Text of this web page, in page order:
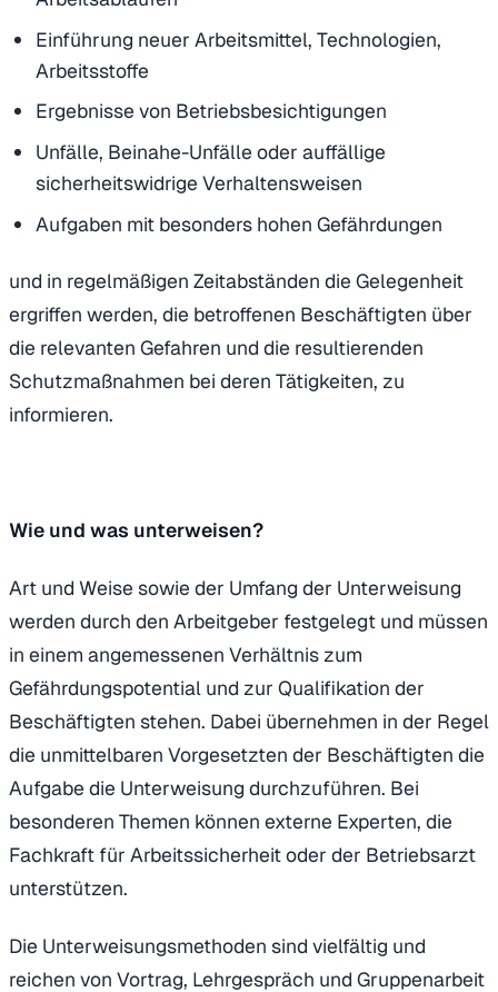
Einführung neuer Arbeitsmittel, Technologien,
Arbeitsstoffe
Ergebnisse von Betriebsbesichtigungen
Unfälle, Beinahe-Unfälle oder auffällige
sicherheitswidrige Verhaltensweisen
Aufgaben mit besonders hohen Gefährdungen
und in regelmäßigen Zeitabständen die Gelegenheit
ergriffen werden, die betroffenen Beschäftigten über
die relevanten Gefahren und die resultierenden
Schutzmaßnahmen bei deren Tätigkeiten, zu
informieren.
Wie und was unterweisen?
Art und Weise sowie der Umfang der Unterweisung
werden durch den Arbeitgeber festgelegt und müssen
in einem angemessenen Verhältnis zum
Gefährdungspotential und zur Qualifikation der
Beschäftigten stehen. Dabei übernehmen in der Regel
die unmittelbaren Vorgesetzten der Beschäftigten die
Aufgabe die Unterweisung durchzuführen. Bei
besonderen Themen können externe Experten, die
Fachkraft für Arbeitssicherheit oder der Betriebsarzt
unterstützen.
Die Unterweisungsmethoden sind vielfältig und
reichen von Vortrag, Lehrgespräch und Gruppenarbeit